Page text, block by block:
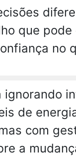
que
no
de
com
a